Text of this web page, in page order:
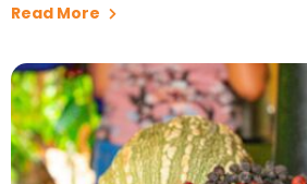
Read More